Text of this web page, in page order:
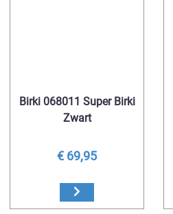
Birki 068011 Super Birki
Zwart
€ 69,95